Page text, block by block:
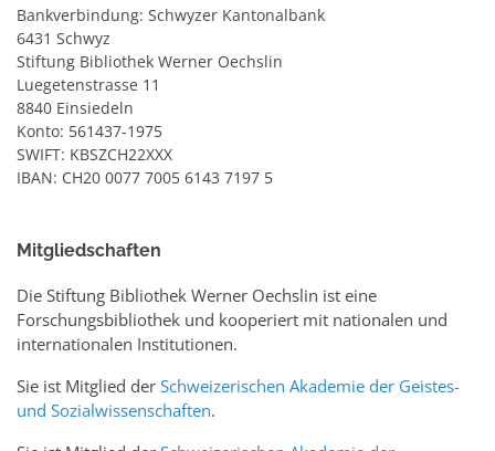
Bankverbindung: Schwyzer Kantonalbank
6431 Schwyz
Stiftung Bibliothek Werner Oechslin
Luegetenstrasse 11
8840 Einsiedeln
Konto: 561437-1975
SWIFT: KBSZCH22XXX
IBAN: CH20 0077 7005 6143 7197 5
Mitgliedschaften
Die Stiftung Bibliothek Werner Oechslin ist eine
Forschungsbibliothek und kooperiert mit nationalen und
internationalen Institutionen.
Sie ist Mitglied der Schweizerischen Akademie der Geistes-
und Sozialwissenschaften.